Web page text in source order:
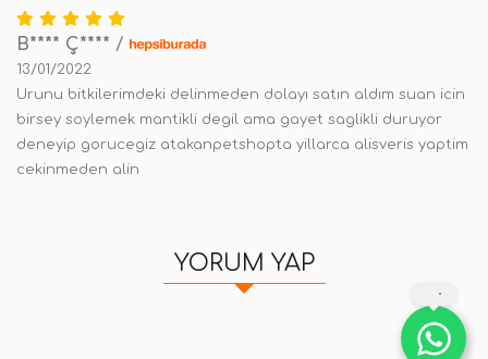
B**** Ç**** /
13/01/2022
Urunu bitkilerimdeki delinmeden dolayı satın aldım suan icin
birsey soylemek mantikli degil ama gayet saglikli duruyor
deneyip gorucegiz atakanpetshopta yillarca alisveris yaptim
cekinmeden alin
YORUM YAP